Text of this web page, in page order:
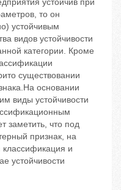
устойчив при
то он
устойчивым
видов устойчивости
категории. Кроме
существовании
основании
виды устойчивости
заметить, что под
признак, на
классификация и
устойчивости